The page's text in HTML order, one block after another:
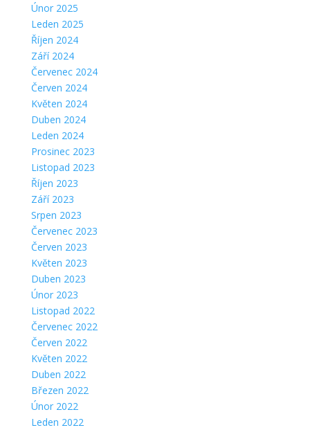
Únor 2025
Leden 2025
Říjen 2024
Září 2024
Červenec 2024
Červen 2024
Květen 2024
Duben 2024
Leden 2024
Prosinec 2023
Listopad 2023
Říjen 2023
Září 2023
Srpen 2023
Červenec 2023
Červen 2023
Květen 2023
Duben 2023
Únor 2023
Listopad 2022
Červenec 2022
Červen 2022
Květen 2022
Duben 2022
Březen 2022
Únor 2022
Leden 2022